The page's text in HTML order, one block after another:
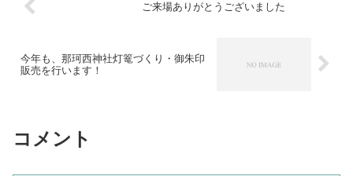
ご来場ありがとうございました
今年も、那珂西神社灯篭づくり・御朱印
販売を行います！
コメント